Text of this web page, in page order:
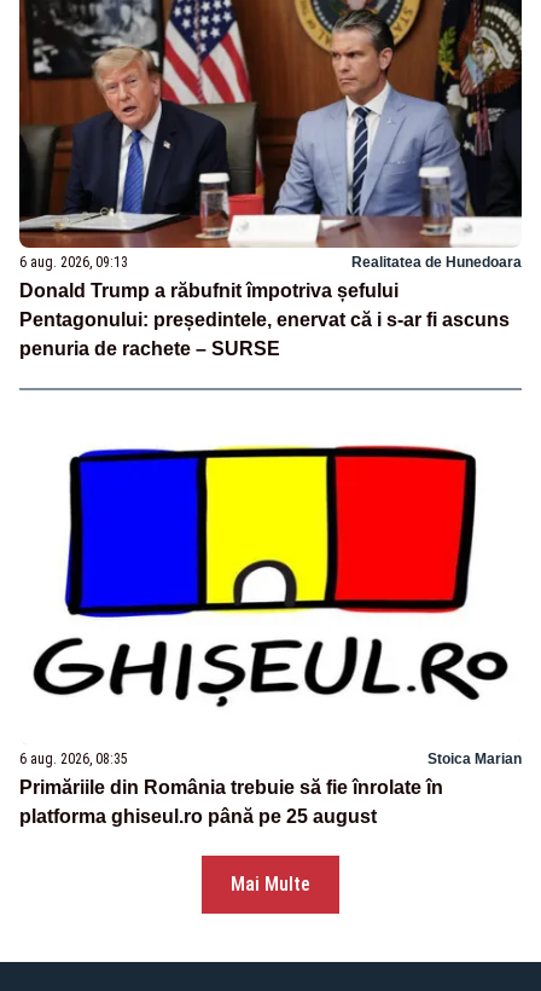
6 aug. 2026, 09:13 Realitatea de Hunedoara
Donald Trump a răbufnit împotriva șefului
Pentagonului: președintele, enervat că i s-ar fi ascuns
penuria de rachete – SURSE
6 aug. 2026, 08:35 Stoica Marian
Primăriile din România trebuie să fie înrolate în
platforma ghiseul.ro până pe 25 august
Mai Multe